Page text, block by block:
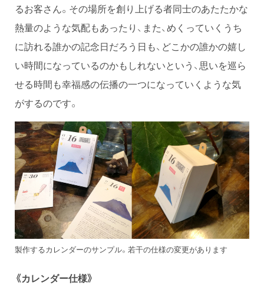
るお客さん。その場所を創り上げる者同士のあたたかな
熱量のような気配もあったり、また、めくっていくうち
に訪れる誰かの記念日だろう日も、どこかの誰かの嬉し
い時間になっているのかもしれないという、思いを巡ら
せる時間も幸福感の伝播の一つになっていくような気
がするのです。
製作するカレンダーのサンプル。若干の仕様の変更があります
《カレンダー仕様》